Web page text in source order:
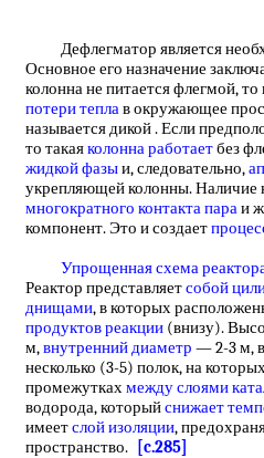
Дефлегматор является
Основное его назначение
колонна не питается флегмой,
потери теплав окружающее
называется дикой . Если
то такаяколонна работаетбез
жидкой фазыи, следовательно,
укрепляющей колонны. Наличие
многократного контакта параи
компонент. Это и создает
Упрощенная схема
Реактор представляетсобой
днищами, в которых
продуктов реакции (внизу).
м,внутренний диаметр — 2-3 м,
несколько (3-5) полок, на
промежуткахмежду слоями
водорода, которыйснижает
имеетслой изоляции,
пространство.
[c.285]